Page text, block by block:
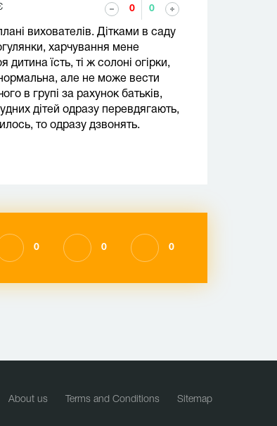
0 0
вихователів. Дітками в саду
харчування мене
їсть, ті ж солоні огірки,
але не може вести
в групі за рахунок батьків,
дітей одразу перевдягають,
то одразу дзвонять.
0 0 0
About us Terms and Conditions Sitemap